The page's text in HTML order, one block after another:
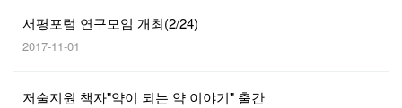
서평포럼 연구모임 개최(2/24)
2017-11-01
저술지원 책자"약이 되는 약 이야기" 출간